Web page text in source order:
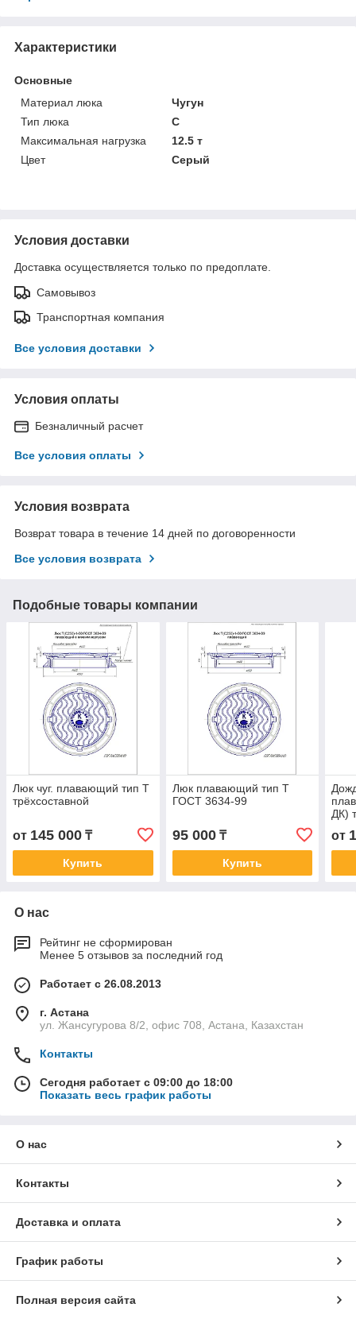
Характеристики
Основные
Материал люка
Чугун
Тип люка
С
Максимальная нагрузка
12.5 т
Цвет
Серый
Условия доставки
Доставка осуществляется только по предоплате.
Самовывоз
Транспортная компания
Все условия доставки
Условия оплаты
Безналичный расчет
Все условия оплаты
Условия возврата
Возврат товара в течение 14 дней по договоренности
Все условия возврата
Подобные товары компании
Люк чуг. плавающий тип Т
трёхсоставной
от 145 000 ₸
Купить
Люк плавающий тип Т
ГОСТ 3634-99
95 000₸
Купить
ДК)
от
О нас
Рейтинг не сформирован
Менее 5 отзывов за последний год
Работает с 26.08.2013
г. Астана
ул. Жансугурова 8/2, офис 708, Астана, Казахстан
Контакты
Сегодня работает с 09:00 до 18:00
Показать весь график работы
О нас
Контакты
Доставка и оплата
График работы
Полная версия сайта